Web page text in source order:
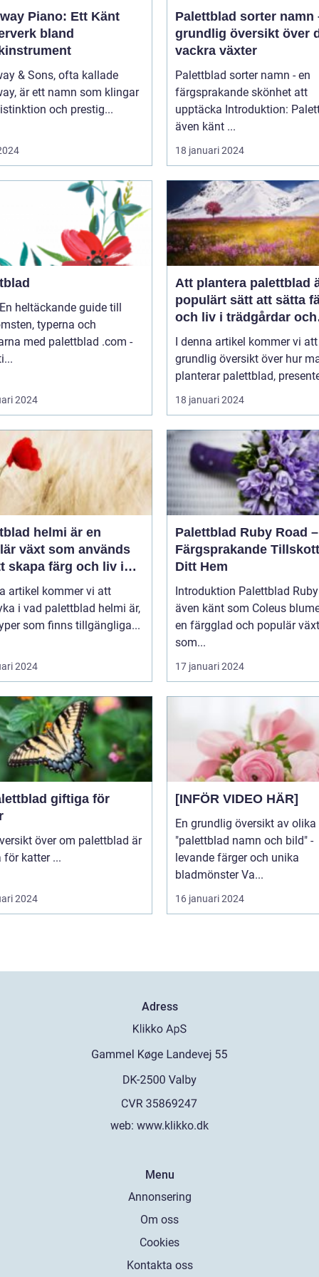
Piano: Ett Känt
bland
& Sons, ofta kallade
är ett namn som klingar
och prestig...
Palettblad sorter namn
grundlig översikt över
vackra växter
Palettblad sorter namn - en
färgsprakande skönhet att
upptäcka Introduktion: Palettblad,
även känt ...
18 januari 2024
heltäckande guide till
typerna och
med palettblad .com -
2024
Att plantera palettblad
populärt sätt att sätta
och liv i trädgårdar och
inomhusmiljöer
I denna artikel kommer vi
grundlig översikt över hur
planterar palettblad,
18 januari 2024
helmi är en
växt som används
skapa färg och liv i
trädgårdar
artikel kommer vi att
i vad palettblad helmi är,
som finns tillgängliga...
2024
Palettblad Ruby Road
Färgsprakande
Ditt Hem
Introduktion Palettblad Ruby Road,
även känt som Coleus
en färgglad och populär växt
som...
17 januari 2024
giftiga för
giftiga för katter ...
2024
[INFÖR VIDEO HÄR]
En grundlig översikt av olika
"palettblad namn och bild" -
levande färger och unika
bladmönster Va...
16 januari 2024
Adress
web: www.klikko.dk
Menu
Annonsering
Om oss
Cookies
Kontakta oss